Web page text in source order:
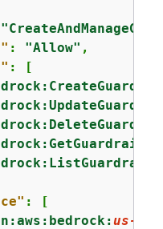
: "Allow" ,
: [
: [
us-